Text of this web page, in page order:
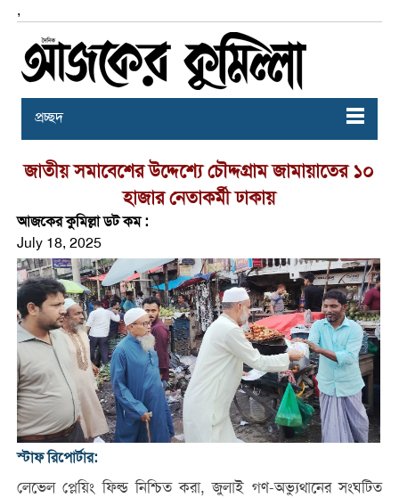
,
প্রচ্ছদ
জাতীয় সমাবেশের উদ্দেশ্যে চৌদ্দগ্রাম জামায়াতের ১০
হাজার নেতাকর্মী ঢাকায়
আজকের কুমিল্লা ডট কম :
July 18, 2025
স্টাফ রিপোর্টার:
লেভেল প্লেয়িং ফিল্ড নিশ্চিত করা, জুলাই গণ-অভ্যুথানের সংঘটিত